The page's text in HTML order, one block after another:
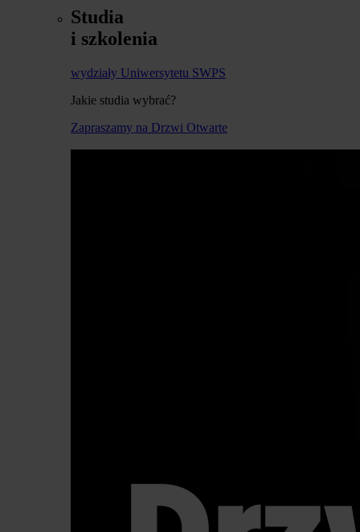
Studia
i szkolenia
wydziały Uniwersytetu SWPS
Jakie studia wybrać?
Zapraszamy na Drzwi Otwarte